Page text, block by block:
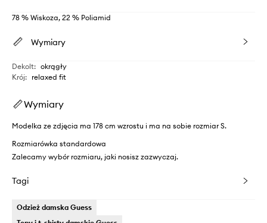
78 % Wiskoza, 22 % Poliamid
Wymiary
Dekolt: okrągły
Krój: relaxed fit
Wymiary
Modelka ze zdjęcia ma 178 cm wzrostu i ma na sobie rozmiar S.
Rozmiarówka standardowa
Zalecamy wybór rozmiaru, jaki nosisz zazwyczaj.
Tagi
Odzież damska Guess